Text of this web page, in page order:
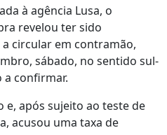
à agência Lusa, o
revelou ter sido
circular em contramão,
sábado, no sentido sul-
a confirmar.
após sujeito ao teste de
acusou uma taxa de